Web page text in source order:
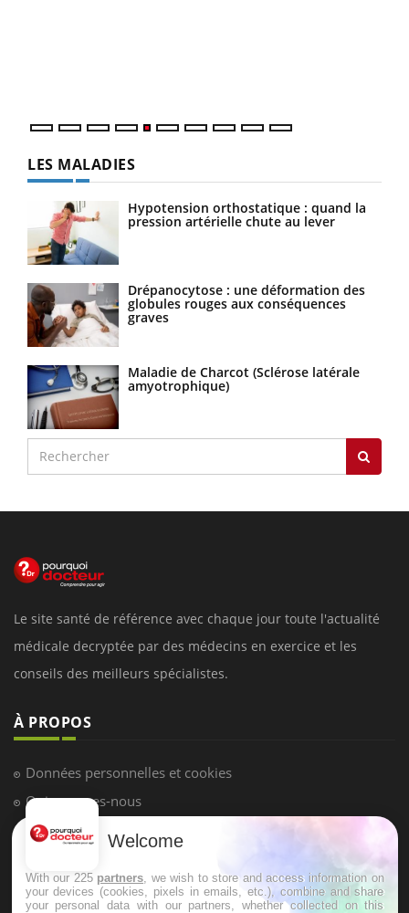
LES MALADIES
Hypotension orthostatique : quand la
pression artérielle chute au lever
Drépanocytose : une déformation des
globules rouges aux conséquences
graves
Maladie de Charcot (Sclérose latérale
amyotrophique)
Le site santé de référence avec chaque jour toute l'actualité
médicale decryptée par des médecins en exercice et les
conseils des meilleurs spécialistes.
À PROPOS
Données personnelles et cookies
Qui sommes-nous
Conditions d'utilisation
Mentions Légales
Welcome
With our 225 partners , we wish to store and access information on
your devices (cookies, pixels in emails, etc.), combine and share
your personal data with our partners, whether collected on this